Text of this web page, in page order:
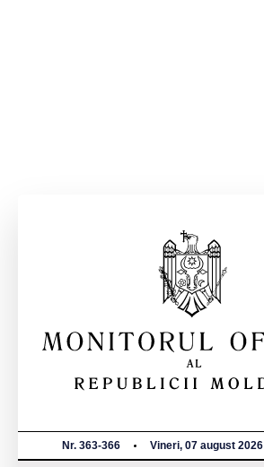
Nr. 363-366 Vineri, 07 august 2026